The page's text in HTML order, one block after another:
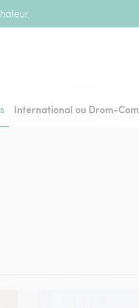
International ou Drom-Com